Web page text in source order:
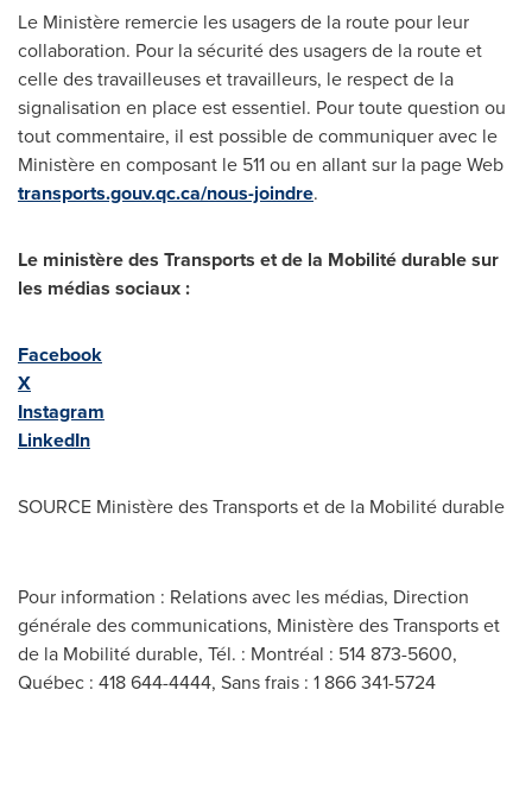
Le Ministère remercie les usagers de la route pour leur
collaboration. Pour la sécurité des usagers de la route et
celle des travailleuses et travailleurs, le respect de la
signalisation en place est essentiel. Pour toute question ou
tout commentaire, il est possible de communiquer avec le
Ministère en composant le 511 ou en allant sur la page Web
transports.gouv.qc.ca/nous-joindre.
Le ministère des Transports et de la Mobilité durable sur
les médias sociaux :
Facebook
X
Instagram
LinkedIn
SOURCE Ministère des Transports et de la Mobilité durable
Pour information : Relations avec les médias, Direction
générale des communications, Ministère des Transports et
de la Mobilité durable, Tél. : Montréal : 514 873-5600,
Québec : 418 644-4444, Sans frais : 1 866 341-5724